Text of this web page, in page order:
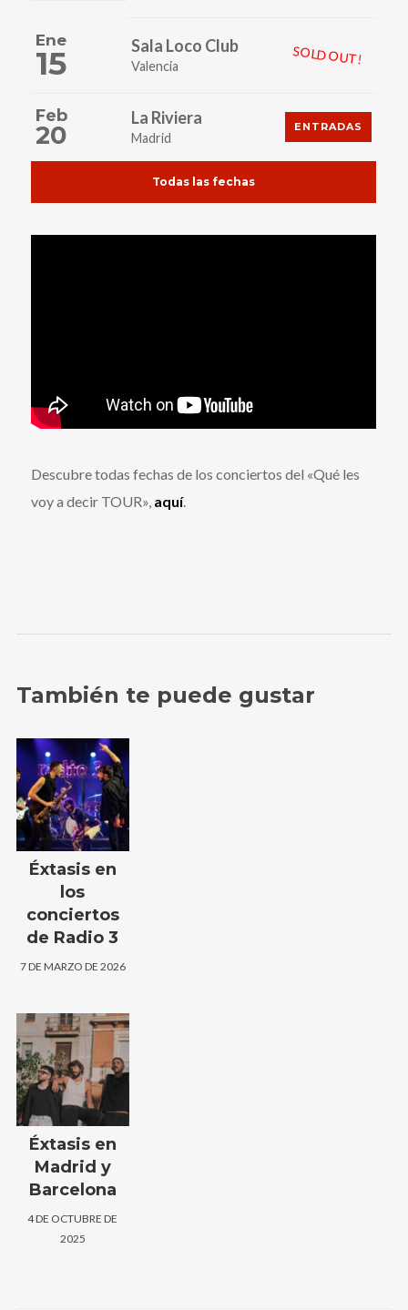
Ene
15 Sala Loco Club
Valencia SOLD OUT!
Feb
20
La Riviera
Madrid
ENTRADAS
Todas las fechas
Descubre todas fechas de los conciertos del «Qué les
voy a decir TOUR», aquí.
También te puede gustar
Éxtasis en
los
conciertos
de Radio 3
7 DE MARZO DE 2026
Éxtasis en
Madrid y
Barcelona
4 DE OCTUBRE DE
2025